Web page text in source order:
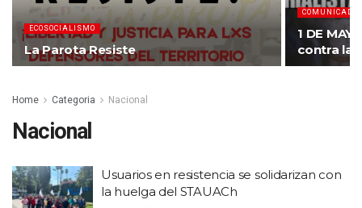
ECOSOCIALISMO
La Parota Resiste
1 DE
contra la
Home Categoria Nacional
Nacional
Usuarios en resistencia se solidarizan con
la huelga del STAUACh